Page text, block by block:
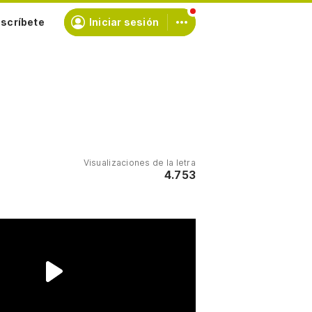
Iniciar sesión
Visualizaciones de la letra
4.753